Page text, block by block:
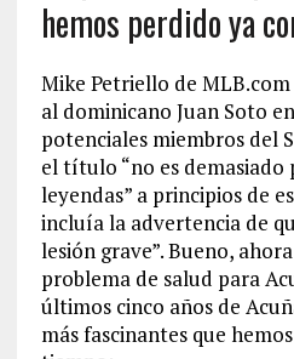
hemos perdido ya
Mike Petriello de
al dominicano Juan Soto
potenciales miembros del
el título “no es
leyendas” a principios de
incluía la advertencia de
lesión grave”. Bueno,
problema de salud para
últimos cinco años de
más fascinantes que